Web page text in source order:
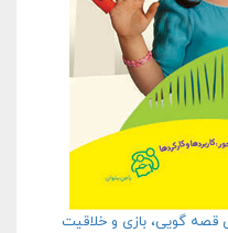
گویی، بازی و خلاقیت